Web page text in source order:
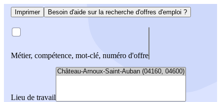
Imprimer Besoin d'aide sur la recherche d'offres d'emploi ?
Métier, compétence, mot-clé, numéro d'offre
Lieu de travail